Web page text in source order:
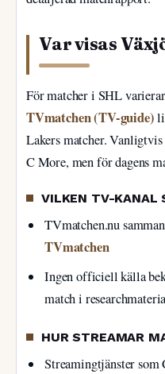
Var visas
För matcher i SHL
TVmatchen (TV-guide)
Lakers matcher.
C More, men för dagens
VILKEN TV-KANAL
TVmatchen.nu
TVmatchen
Ingen officiell källa
match i
HUR STREAMAR
Streamingtjänster